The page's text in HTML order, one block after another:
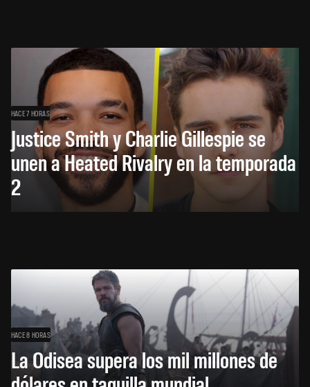
HACE 7 HORAS
Justice Smith y Charlie Gillespie se
unen a Heated Rivalry en la temporada
2
HACE 8 HORAS
La Odisea supera los mil millones de